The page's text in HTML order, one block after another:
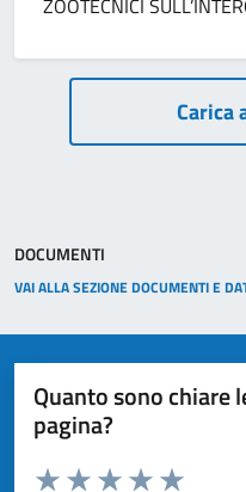
ZOOTECNICI
Paginazione
DOCUMENTI
VAI ALLA SEZIONE DOCUMENTI E
Quanto sono chiare
pagina?
Valuta da 1 a 5 stelle la pagina